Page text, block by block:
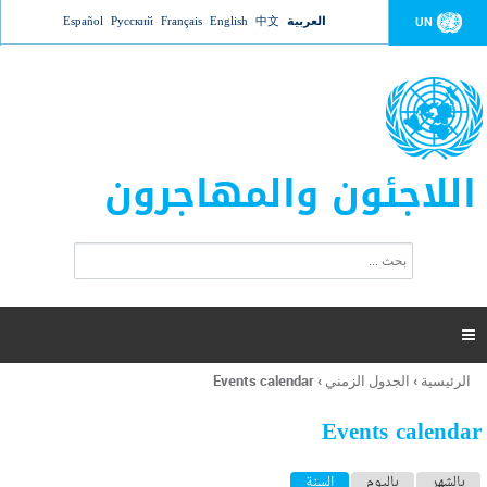
Jump to navigation UN العربية 中文
English
Français
Русский
Español
اللاجئون والمهاجرون
ت
ر
ل
ح
ب

أنت
هنا
الرئيسية › الجدول الزمني ›
Events calendar
Events calendar